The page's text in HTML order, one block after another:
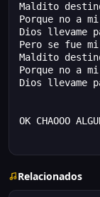
Maldito
Porque no a
Dios llevame
Pero se fue
Maldito
Porque no a
Dios llevame
OK CHAOOO
Relacionados